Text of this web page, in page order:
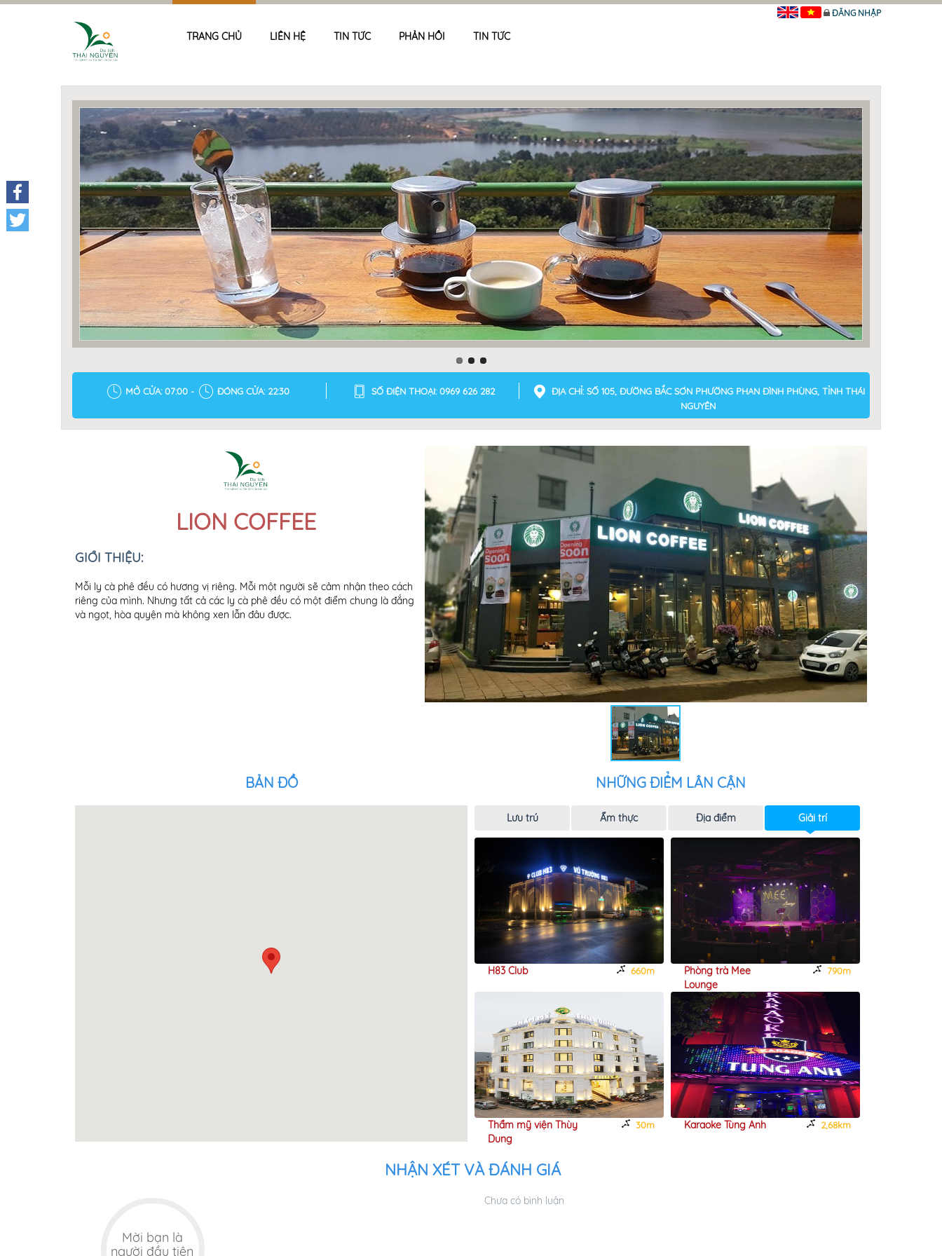
TRANG CHỦ LIÊN HỆ TIN TỨC PHẢN HỒI TIN TỨC
ĐĂNG NHẬP
MỞ CỬA: 07:00 - ĐÓNG CỬA: 22:30 SỐ ĐIỆN THOẠI: 0969 626 282
ĐỊA CHỈ: SỐ 105, ĐƯỜNG BẮC SƠN PHƯỜNG PHAN ĐÌNH PHÙNG, TỈNH THÁI
NGUYÊN
LION COFFEE
GIỚI THIỆU:
Mỗi ly cà phê đều có hương vị riêng. Mỗi một người sẽ cảm nhận theo cách
riêng của mình. Nhưng tất cả các ly cà phê đều có một điểm chung là đắng
và ngọt, hòa quyện mà không xen lẫn đâu được.
BẢN ĐỒ NHỮNG ĐIỂM LÂN CẬN
Lưu trú Ẩm thực Địa điểm Giải trí
Thái Nguyên
H83 Club 660m
Thẩm mỹ viện Thùy
Dung
30m
Phòng trà Mee
Lounge
790m
Karaoke Tùng Anh 2,68km
NHẬN XÉT VÀ ĐÁNH GIÁ
Mời bạn là
người đầu tiên
Chưa có bình luận
Facebook